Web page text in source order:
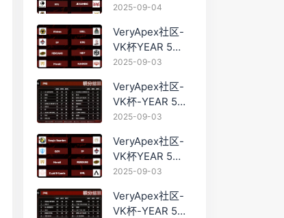
PRO训练赛
2025-09-04
VeryApex社区-
VK杯YEAR 5
PRO训练赛
2025-09-03
VeryApex社区-
VK杯-YEAR 5
PRO训练赛
名积分：
2025-09-03
VeryApex社区-
VK杯YEAR 5
PRO训练赛
如图:
2025-09-03
VeryApex社区-
VK杯-YEAR 5